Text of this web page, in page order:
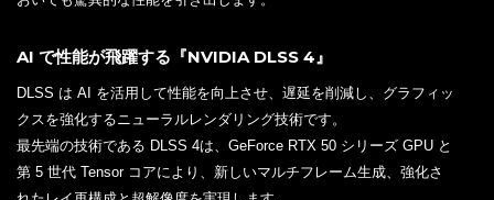
AI で性能が飛躍する『NVIDIA DLSS 4』
DLSS は AI を活用して性能を向上させ、遅延を削減し、グラフィッ
クスを強化するニューラルレンダリング技術です。
最先端の技術である DLSS 4は、GeForce RTX 50 シリーズ GPU と
第 5 世代 Tensor コアにより、新しいマルチフレーム生成、強化さ